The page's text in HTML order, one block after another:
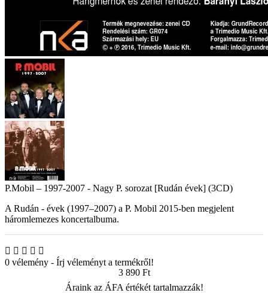
P.Mobil – 1997-2007 - Nagy P. sorozat [Rudán évek] (3CD)
A Rudán - évek (1997–2007) a P. Mobil 2015-ben megjelent
háromlemezes koncertalbuma.
0 vélemény - Írj véleményt a termékről!
3 890 Ft
Áraink az ÁFA értékét tartalmazzák!